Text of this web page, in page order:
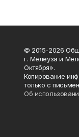
© 2015-2026
г. Мелеуза и
Октября».
Копирование
только с
Об